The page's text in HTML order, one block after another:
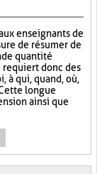
enseignants de
de résumer de
quantité
requiert donc des
à qui, quand, où,
longue
ainsi que